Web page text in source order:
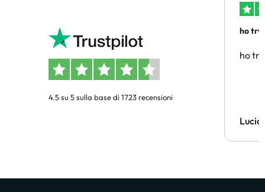
4.5 su 5 sulla base di 1723 recensioni
ho
ho
Lucia